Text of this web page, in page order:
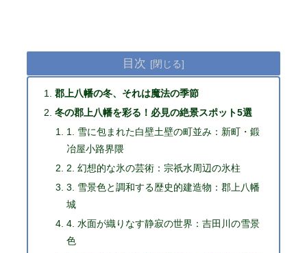
目次
郡上八幡の冬、それは魔法の季節
冬の郡上八幡を彩る！必見の絶景スポット5選
1. 雪に包まれた白壁土壁の町並み：新町・鍛
冶屋小路界隈
2. 幻想的な氷の芸術：宗祇水周辺の氷柱
3. 雪景色と調和する歴史的建造物：郡上八幡
城
4. 水面が織りなす静寂の世界：吉田川の雪景
色